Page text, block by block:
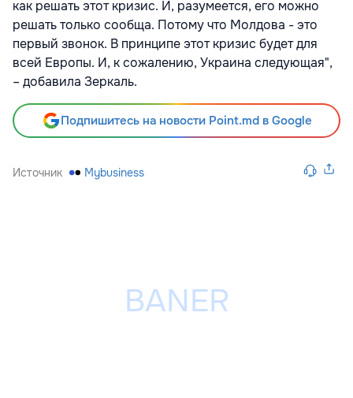
как решать этот кризис. И, разумеется, его можно
решать только сообща. Потому что Молдова - это
первый звонок. В принципе этот кризис будет для
всей Европы. И, к сожалению, Украина следующая",
– добавила Зеркаль.
Подпишитесь на новости Point.md в Google
Источник Mybusiness